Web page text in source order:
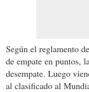
Según el reglamento
de empate en puntos,
desempate. Luego
al clasificado al